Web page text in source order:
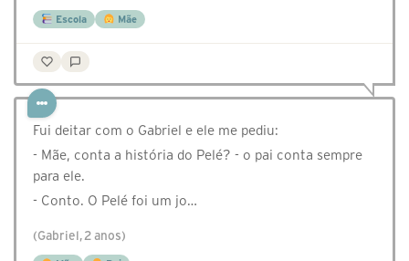
Escola Mãe
Fui deitar com o Gabriel e ele me pediu:
- Mãe, conta a história do Pelé? - o pai conta sempre
para ele.
- Conto. O Pelé foi um jo…
(Gabriel, 2 anos)